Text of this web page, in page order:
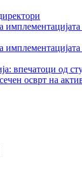
впечатоци од
осврт на